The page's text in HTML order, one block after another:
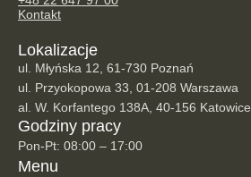
Kontakt
Lokalizacje
ul. Młyńska 12, 61-730 Poznań
ul. Przyokopowa 33, 01-208 Warszawa
al. W. Korfantego 138A, 40-156 Katowice
Godziny pracy
Pon-Pt: 08:00 – 17:00
Menu